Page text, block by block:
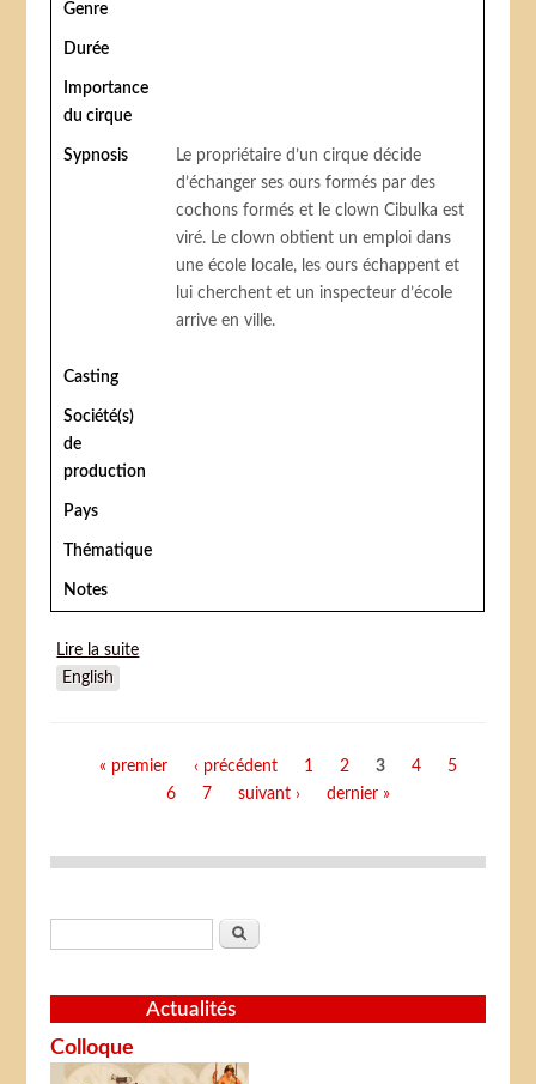
Genre
Durée
Importance
du cirque
Sypnosis
Le propriétaire d’un cirque décide
d’échanger ses ours formés par des
cochons formés et le clown Cibulka est
viré. Le clown obtient un emploi dans
une école locale, les ours échappent et
lui cherchent et un inspecteur d’école
arrive en ville.
Casting
Société(s)
de
production
Pays
Thématique
Notes
Lire la suite
English
Pages« premier ‹ précédent 1 2 3 4
5
6
7 suivant › dernier »
Formulaire de recherche
Rechercher
Actualités
Colloque